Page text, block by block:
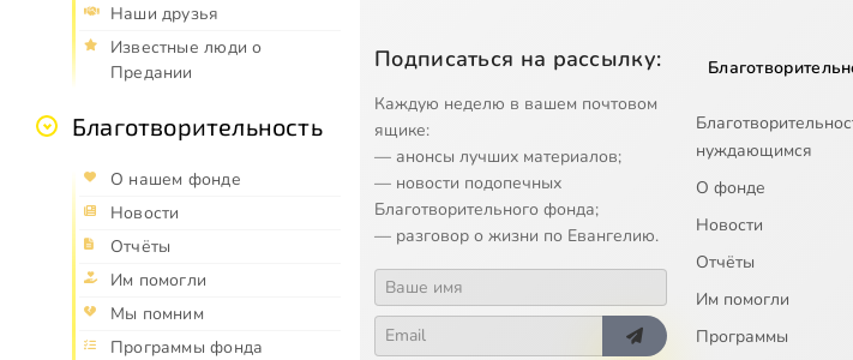
Наши друзья
Известные люди о
Предании
Благотворительность
О нашем фонде
Новости
Отчёты
Им помогли
Мы помним
Программы фонда
Подписаться на рассылку:
Каждую неделю в вашем почтовом
ящике:
— анонсы лучших материалов;
— новости подопечных
Благотворительного фонда;
— разговор о жизни по Евангелию.
нуждающимся
О фонде
Новости
Отчёты
Им помогли
Программы